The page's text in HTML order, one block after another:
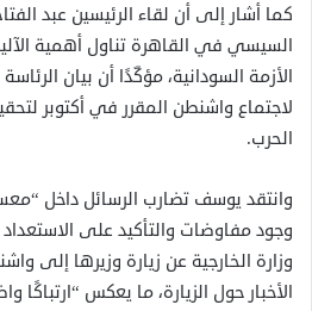
كما أشار إلى أن لقاء الرئيسين عبد
السيسي في القاهرة تناول أهمية
الأزمة السودانية، مؤكّدًا أن بيان
لاجتماع واشنطن المقرر في أكتوبر
الحرب.
وانتقد يوسف تضارب الرسائل داخل
وجود مفاوضات والتأكيد على الاستعداد
وزارة الخارجية عن زيارة وزيرها إلى
الأخبار حول الزيارة، ما يعكس